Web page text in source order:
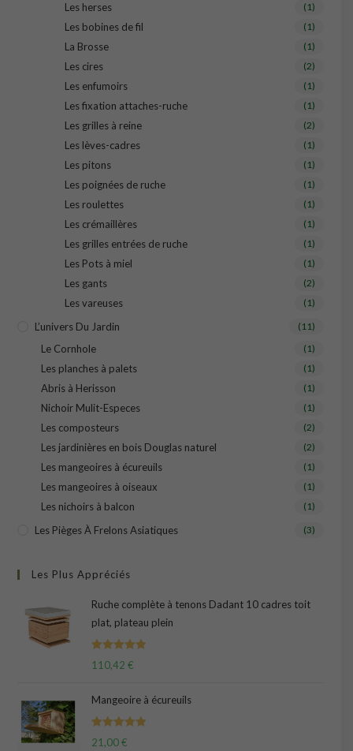
Les herses (1)
Les bobines de fil (1)
La Brosse (1)
Les cires (2)
Les enfumoirs (1)
Les fixation attaches-ruche (1)
Les grilles à reine (2)
Les lèves-cadres (1)
Les pitons (1)
Les poignées de ruche (1)
Les roulettes (1)
Les crémaillères (1)
Les grilles entrées de ruche (1)
Les Pots à miel (1)
Les gants (2)
Les vareuses (1)
L’univers Du Jardin (11)
Le Cornhole (1)
Les planches à palets (1)
Abris à Herisson (1)
Nichoir Mulit-Especes (1)
Les composteurs (2)
Les jardinières en bois Douglas naturel (2)
Les mangeoires à écureuils (1)
Les mangeoires à oiseaux (1)
Les nichoirs à balcon (1)
Les Pièges À Frelons Asiatiques (3)
Les Plus Appréciés
Ruche complète à tenons Dadant 10 cadres toit
plat, plateau plein
Note 5.00
110,42 €
Mangeoire à écureuils
Note 5.00
21,00€